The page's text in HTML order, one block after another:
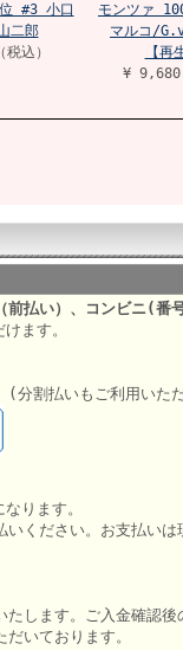
#3 小口
二郎
込）
モンツァ
マルコ/
【再
¥ 9,680
前払い）、コンビニ(番
ます。
(分割払いもご利用いた
ります。
ください。お支払いは
します。ご入金確認後
いております。